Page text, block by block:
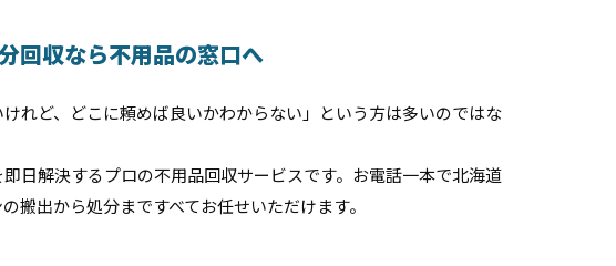
回収なら不用品の窓口へ
れど、どこに頼めば良いかわからない」という方は多いのではな
日解決するプロの不用品回収サービスです。お電話一本で北海道
搬出から処分まですべてお任せいただけます。